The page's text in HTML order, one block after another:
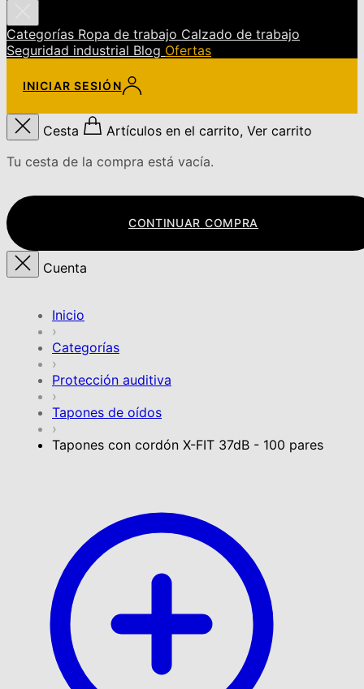
Categorías Ropa de trabajo Calzado de trabajo
Seguridad industrial Blog Ofertas
INICIAR SESIÓN
Cesta
Artículos en el carrito, Ver carrito
Tu cesta de la compra está vacía.
CONTINUAR COMPRA
Cuenta
Inicio
›
Categorías
›
Protección auditiva
›
Tapones de oídos
›
Tapones con cordón X-FIT 37dB - 100 pares